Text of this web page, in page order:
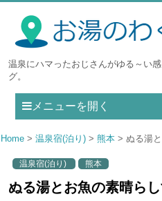
温泉にハマったおじさんがゆる～い
グ。
メニューを開く
Home 温泉宿(泊り) 熊本 ぬる湯とお
温泉宿(泊り) 熊本
ぬる湯とお魚の素晴ら